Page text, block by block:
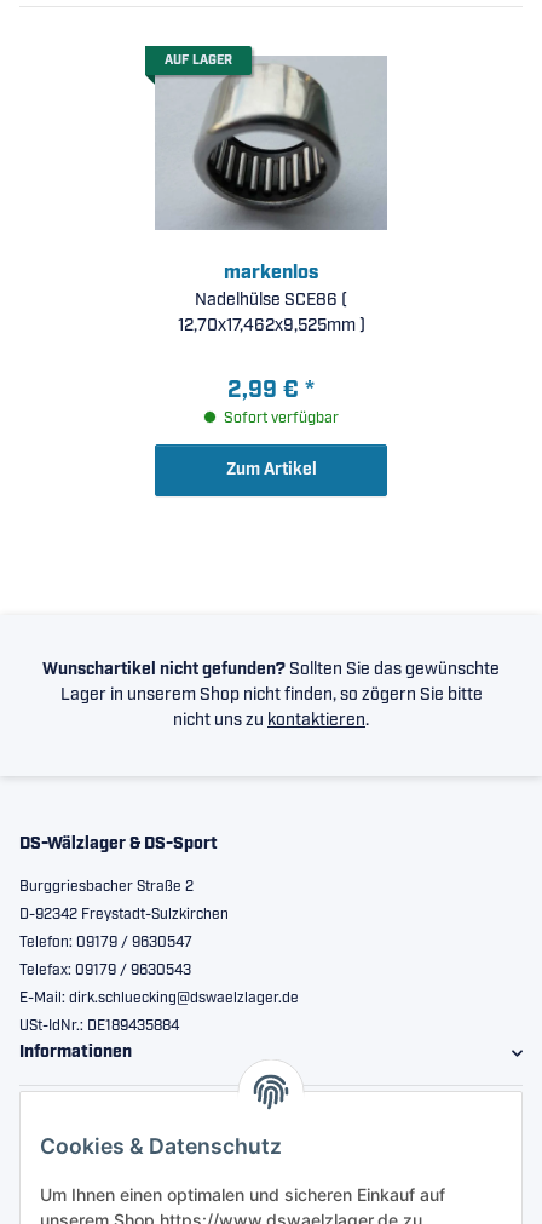
Cookies & Datenschutz
Um Ihnen einen optimalen und sicheren Einkauf auf
AUF LAGER
markenlos
Nadelhülse SCE86 (
12,70x17,462x9,525mm )
2,99 € *
Sofort verfügbar
Zum Artikel
Wunschartikel nicht gefunden? Sollten Sie das gewünschte
Lager in unserem Shop nicht finden, so zögern Sie bitte
nicht uns zu kontaktieren.
DS-Wälzlager & DS-Sport
Burggriesbacher Straße 2
D-92342 Freystadt-Sulzkirchen
Telefon: 09179 / 9630547
Telefax: 09179 / 9630543
E-Mail: dirk.schluecking@dswaelzlager.de
USt-IdNr.: DE189435884
Informationen